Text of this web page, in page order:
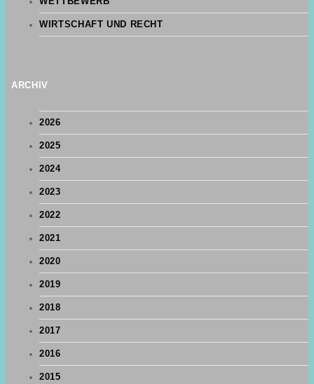
WIRTSCHAFT UND RECHT
ARCHIV
2026
2025
2024
2023
2022
2021
2020
2019
2018
2017
2016
2015